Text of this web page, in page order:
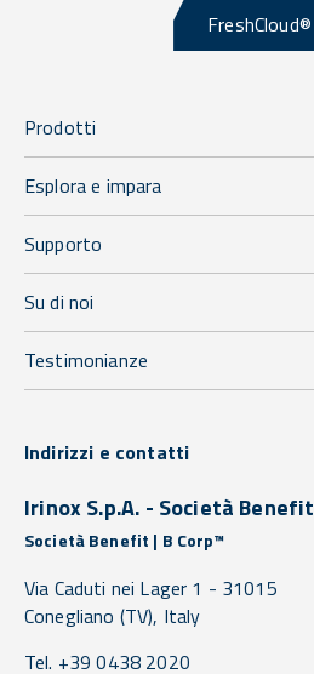
FreshCloud®
Prodotti
Esplora e impara
Supporto
Su di noi
Testimonianze
Indirizzi e contatti
Irinox S.p.A. - Società Benefit
Società Benefit | B Corp™
Via Caduti nei Lager 1 - 31015
Conegliano (TV), Italy
Tel. +39 0438 2020